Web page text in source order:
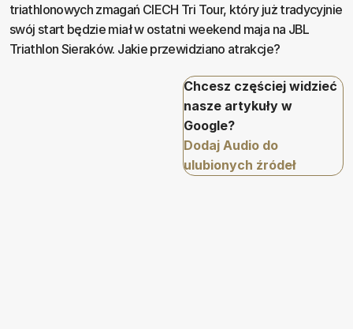
triathlonowych zmagań CIECH Tri Tour, który już tradycyjnie
swój start będzie miał w ostatni weekend maja na JBL
Triathlon Sieraków. Jakie przewidziano atrakcje?
Chcesz częściej widzieć
nasze artykuły w
Google?
Dodaj Audio do
ulubionych źródeł